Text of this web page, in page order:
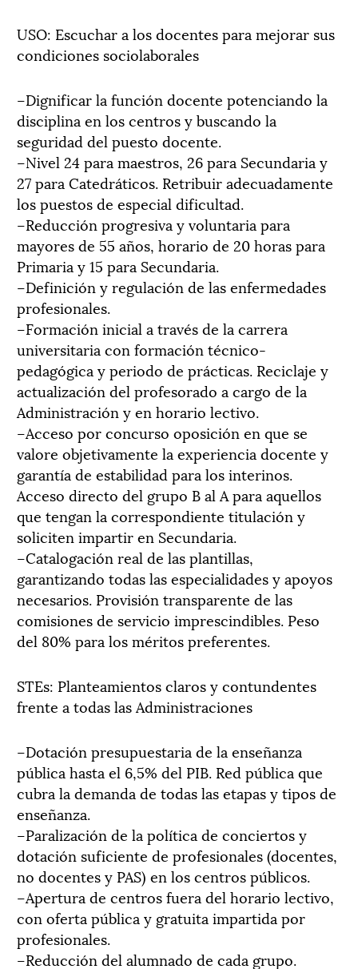
USO: Escuchar a los docentes para mejorar sus
condiciones sociolaborales
–Dignificar la función docente potenciando la
disciplina en los centros y buscando la
seguridad del puesto docente.
–Nivel 24 para maestros, 26 para Secundaria y
27 para Catedráticos. Retribuir adecuadamente
los puestos de especial dificultad.
–Reducción progresiva y voluntaria para
mayores de 55 años, horario de 20 horas para
Primaria y 15 para Secundaria.
–Definición y regulación de las enfermedades
profesionales.
–Formación inicial a través de la carrera
universitaria con formación técnico-
pedagógica y periodo de prácticas. Reciclaje y
actualización del profesorado a cargo de la
Administración y en horario lectivo.
–Acceso por concurso oposición en que se
valore objetivamente la experiencia docente y
garantía de estabilidad para los interinos.
Acceso directo del grupo B al A para aquellos
que tengan la correspondiente titulación y
soliciten impartir en Secundaria.
–Catalogación real de las plantillas,
garantizando todas las especialidades y apoyos
necesarios. Provisión transparente de las
comisiones de servicio imprescindibles. Peso
del 80% para los méritos preferentes.
STEs: Planteamientos claros y contundentes
frente a todas las Administraciones
–Dotación presupuestaria de la enseñanza
pública hasta el 6,5% del PIB. Red pública que
cubra la demanda de todas las etapas y tipos de
enseñanza.
–Paralización de la política de conciertos y
dotación suficiente de profesionales (docentes,
no docentes y PAS) en los centros públicos.
–Apertura de centros fuera del horario lectivo,
con oferta pública y gratuita impartida por
profesionales.
–Reducción del alumnado de cada grupo.